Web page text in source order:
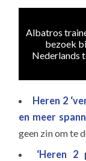
Albatros
bezoek
Nederlands
Heren 2
en meer
geen zin om te
‘Heren 2